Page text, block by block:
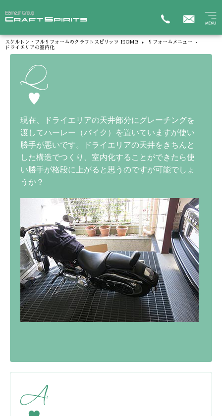
スケルトン・フルリフォームのクラフトスピリッツ HOME
リフォームメニュー
ドライエリアの室内化
現在、ドライエリアの天井部分にグレーチングを
渡してハーレー（バイク）を置いていますが使い
勝手が悪いです。ドライエリアの天井をきちんと
した構造でつくり、室内化することができたら使
い勝手が格段に上がると思うのですが可能でしょ
うか？